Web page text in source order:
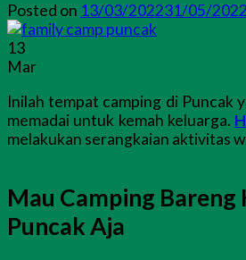
Posted on 13/03/202231/05/2022
13
Mar
Inilah tempat camping di Puncak
memadai untuk kemah keluarga.
melakukan serangkaian aktivitas
Mau Camping Bareng
Puncak Aja